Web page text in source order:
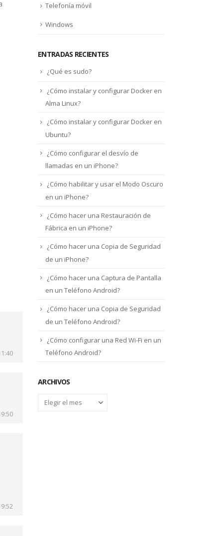
Telefonía móvil
Windows
ENTRADAS RECIENTES
¿Qué es sudo?
¿Cómo instalar y configurar Docker en
Alma Linux?
¿Cómo instalar y configurar Docker en
Ubuntu?
¿Cómo configurar el desvío de
llamadas en un iPhone?
¿Cómo habilitar y usar el Modo Oscuro
en un iPhone?
¿Cómo hacer una Restauración de
Fábrica en un iPhone?
¿Cómo hacer una Copia de Seguridad
de un iPhone?
¿Cómo hacer una Captura de Pantalla
en un Teléfono Android?
¿Cómo hacer una Copia de Seguridad
de un Teléfono Android?
¿Cómo configurar una Red Wi-Fi en un
Teléfono Android?
ARCHIVOS
Archivos